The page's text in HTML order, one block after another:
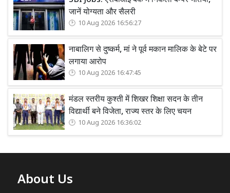
जानें योग्यता और सैलरी
10 Aug 2026 16:56:27
नाबालिग से दुष्कर्म, मां ने पूर्व मकान मालिक के बेटे पर
लगाया आरोप
10 Aug 2026 16:47:45
मंडल स्तरीय कुश्ती में शिखर शिक्षा सदन के तीन
विद्यार्थी बने विजेता, राज्य स्तर के लिए चयन
10 Aug 2026 16:36:02
About Us